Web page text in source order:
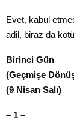
Evet, kabul
adil, biraz da
Birinci Gün
(Geçmişe
(9 Nisan Salı)
– 1 –